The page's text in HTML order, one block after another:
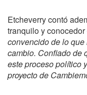
Etcheverry contó
tranquilo y
convencido de lo
cambio. Confiado de
este proceso político
proyecto de